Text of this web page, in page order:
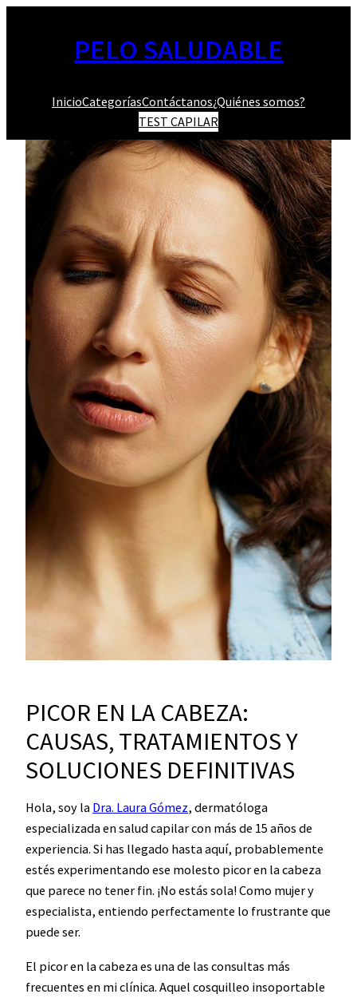
PELO SALUDABLE
InicioCategoríasContáctanos¿Quiénes somos?
TEST CAPILAR
PICOR EN LA CABEZA:
CAUSAS, TRATAMIENTOS Y
SOLUCIONES DEFINITIVAS
Hola, soy la Dra. Laura Gómez, dermatóloga
especializada en salud capilar con más de 15 años de
experiencia. Si has llegado hasta aquí, probablemente
estés experimentando ese molesto picor en la cabeza
que parece no tener fin. ¡No estás sola! Como mujer y
especialista, entiendo perfectamente lo frustrante que
puede ser.
El picor en la cabeza es una de las consultas más
frecuentes en mi clínica. Aquel cosquilleo insoportable